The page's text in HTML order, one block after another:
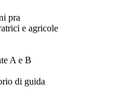
pra
e agricole
A e B
di guida